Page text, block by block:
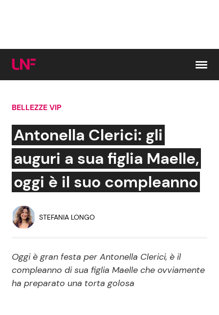
Cerca:
News e Cronaca
Attualità Italiana
Economia
Persone Scomparse
Politica
Gossip e TV
Bellezze VIP
Programmi TV
Reality e Talent
BELLEZZE VIP
Antonella Clerici: gli
auguri a sua figlia Maelle,
oggi è il suo compleanno
STEFANIA LONGO
Oggi è gran festa per Antonella Clerici, è il
compleanno di sua figlia Maelle che ovviamente
ha preparato una torta golosa